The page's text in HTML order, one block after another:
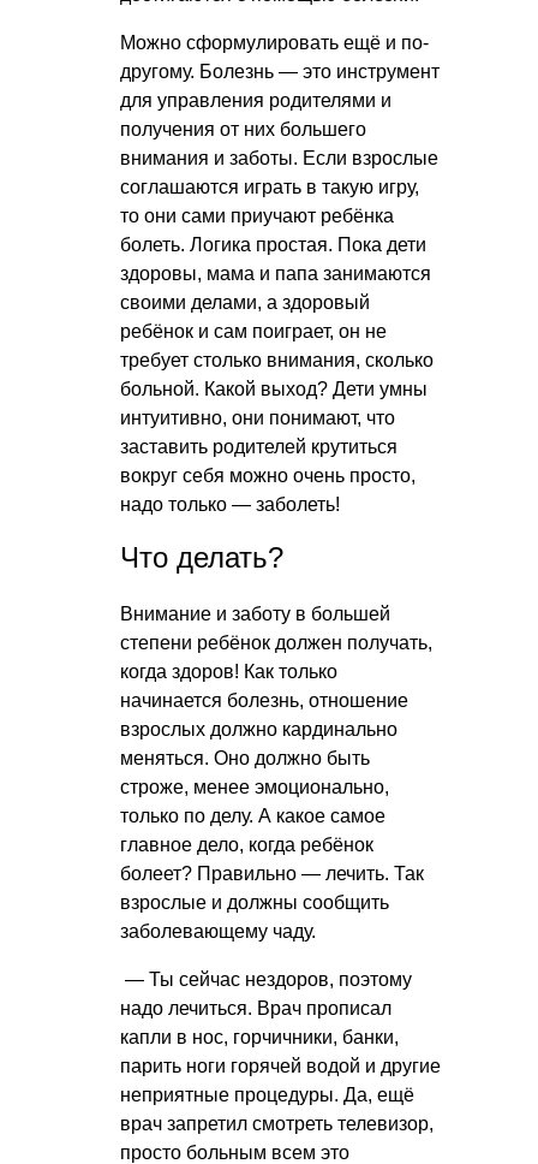
Можно сформулировать ещё и по-
другому. Болезнь — это инструмент
для управления родителями и
получения от них большего
внимания и заботы. Если взрослые
соглашаются играть в такую игру,
то они сами приучают ребёнка
болеть. Логика простая. Пока дети
здоровы, мама и папа занимаются
своими делами, а здоровый
ребёнок и сам поиграет, он не
требует столько внимания, сколько
больной. Какой выход? Дети умны
интуитивно, они понимают, что
заставить родителей крутиться
вокруг себя можно очень просто,
надо только — заболеть!
Что делать?
Внимание и заботу в большей
степени ребёнок должен получать,
когда здоров! Как только
начинается болезнь, отношение
взрослых должно кардинально
меняться. Оно должно быть
строже, менее эмоционально,
только по делу. А какое самое
главное дело, когда ребёнок
болеет? Правильно — лечить. Так
взрослые и должны сообщить
заболевающему чаду.
— Ты сейчас нездоров, поэтому
надо лечиться. Врач прописал
капли в нос, горчичники, банки,
парить ноги горячей водой и другие
неприятные процедуры. Да, ещё
врач запретил смотреть телевизор,
просто больным всем это